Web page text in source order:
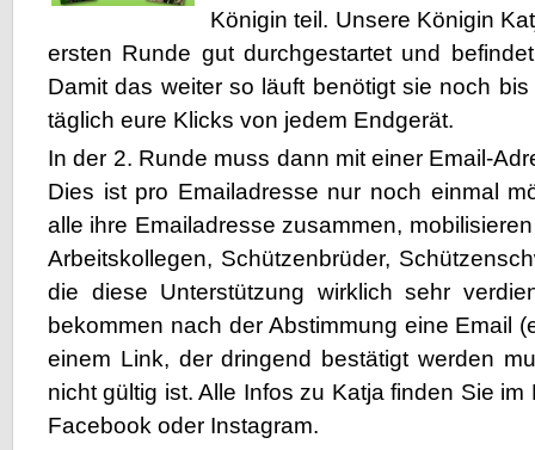
Königin teil. Unsere Königin
ersten Runde gut durchgestartet und
Damit das weiter so läuft benötigt sie noch
täglich eure Klicks von jedem Endgerät.
In der 2. Runde muss dann mit einer Email-
Dies ist pro Emailadresse nur noch einmal
alle ihre Emailadresse zusammen,
Arbeitskollegen, Schützenbrüder,
die diese Unterstützung wirklich sehr
bekommen nach der Abstimmung eine Email
einem Link, der dringend bestätigt werden
nicht gültig ist. Alle Infos zu Katja finden Sie
Facebook oder Instagram.